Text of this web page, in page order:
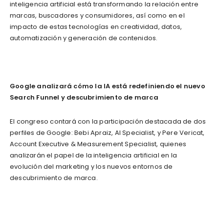
inteligencia artificial está transformando la relación entre
marcas, buscadores y consumidores, así como en el
impacto de estas tecnologías en creatividad, datos,
automatización y generación de contenidos.
Google analizará cómo la IA está redefiniendo el nuevo
Search Funnel y descubrimiento de marca
El congreso contará con la participación destacada de dos
perfiles de Google: Bebi Apraiz, AI Specialist, y Pere Vericat,
Account Executive & Measurement Specialist, quienes
analizarán el papel de la inteligencia artificial en la
evolución del marketing y los nuevos entornos de
descubrimiento de marca.